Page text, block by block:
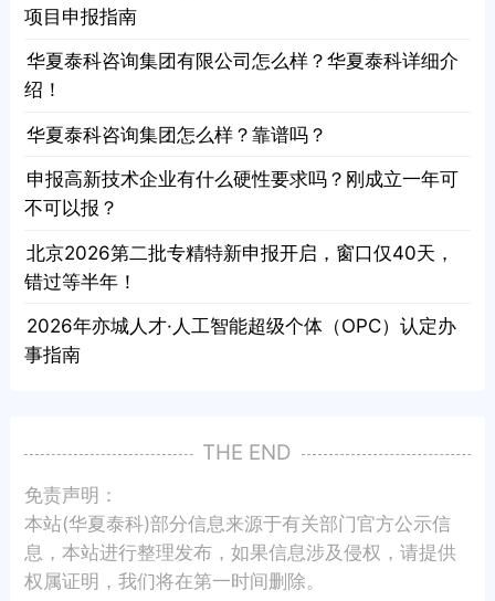
项目申报指南
· 华夏泰科咨询集团有限公司怎么样？华夏泰科详细介
绍！
· 华夏泰科咨询集团怎么样？靠谱吗？
· 申报高新技术企业有什么硬性要求吗？刚成立一年可
不可以报？
· 北京2026第二批专精特新申报开启，窗口仅40天，
错过等半年！
· 2026年亦城人才·人工智能超级个体（OPC）认定办
事指南
THE END
免责声明：
本站(华夏泰科)部分信息来源于有关部门官方公示信
息，本站进行整理发布，如果信息涉及侵权，请提供
权属证明，我们将在第一时间删除。